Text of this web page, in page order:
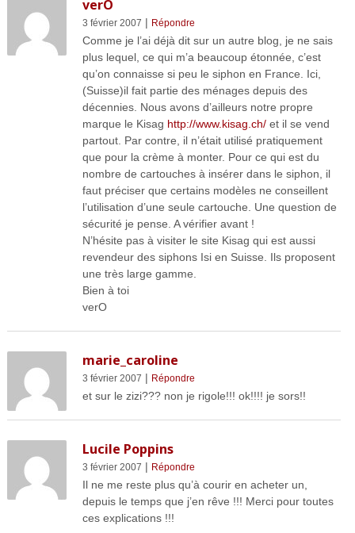
verO
3 février 2007 | Répondre
Comme je l’ai déjà dit sur un autre blog, je ne sais
plus lequel, ce qui m’a beaucoup étonnée, c’est
qu’on connaisse si peu le siphon en France. Ici,
(Suisse)il fait partie des ménages depuis des
décennies. Nous avons d’ailleurs notre propre
marque le Kisag http://www.kisag.ch/et il se vend
partout. Par contre, il n’était utilisé pratiquement
que pour la crème à monter. Pour ce qui est du
nombre de cartouches à insérer dans le siphon, il
faut préciser que certains modèles ne conseillent
l’utilisation d’une seule cartouche. Une question de
sécurité je pense. A vérifier avant !
N’hésite pas à visiter le site Kisag qui est aussi
revendeur des siphons Isi en Suisse. Ils proposent
une très large gamme.
Bien à toi
verO
marie_caroline
3 février 2007 | Répondre
et sur le zizi??? non je rigole!!! ok!!!! je sors!!
Lucile Poppins
3 février 2007 | Répondre
Il ne me reste plus qu’à courir en acheter un,
depuis le temps que j’en rêve !!! Merci pour toutes
ces explications !!!